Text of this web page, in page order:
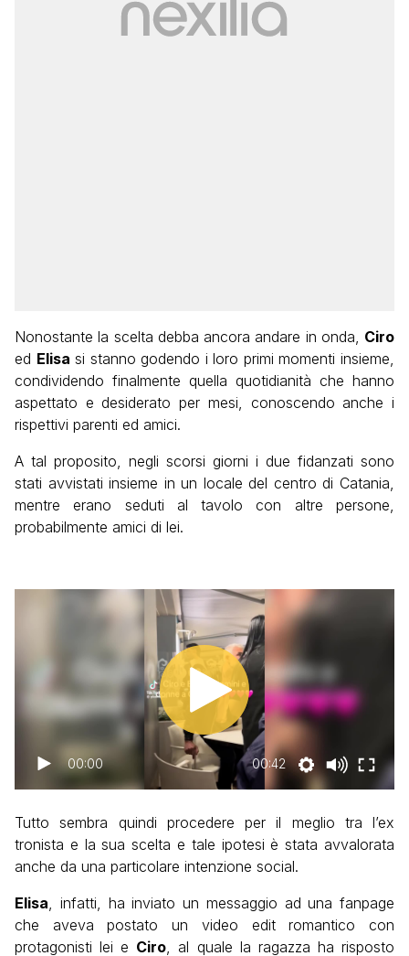
Nonostante la scelta debba ancora andare in onda, Ciro
ed Elisa si stanno godendo i loro primi momenti insieme,
condividendo finalmente quella quotidianità che hanno
aspettato e desiderato per mesi, conoscendo anche i
rispettivi parenti ed amici.
A tal proposito, negli scorsi giorni i due fidanzati sono
stati avvistati insieme in un locale del centro di Catania,
mentre erano seduti al tavolo con altre persone,
probabilmente amici di lei.
00:00 00:42
Tutto sembra quindi procedere per il meglio tra l’ex
tronista e la sua scelta e tale ipotesi è stata avvalorata
anche da una particolare intenzione social.
Elisa, infatti, ha inviato un messaggio ad una fanpage
che aveva postato un video edit romantico con
protagonisti lei e Ciro, al quale la ragazza ha risposto